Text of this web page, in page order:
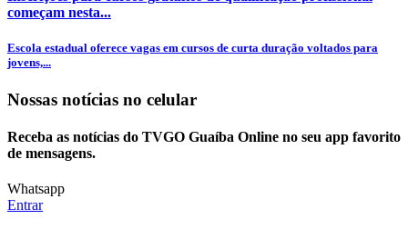
começam nesta...
Escola estadual oferece vagas em cursos de curta duração voltados para
jovens,...
Nossas notícias no celular
Receba as notícias do TVGO Guaíba Online no seu app favorito
de mensagens.
Whatsapp
Entrar